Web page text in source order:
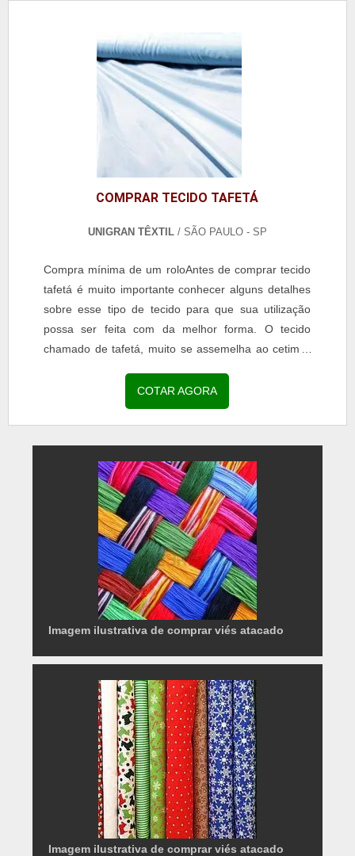
COMPRAR TECIDO TAFETÁ
UNIGRAN TÊXTIL / SÃO PAULO - SP
Compra mínima de um roloAntes de comprar tecido
tafetá é muito importante conhecer alguns detalhes
sobre esse tipo de tecido para que sua utilização
possa ser feita com da melhor forma. O tecido
chamado de tafetá, muito se assemelha ao cetim e
COTAR AGORA
Imagem ilustrativa de comprar viés atacado
Imagem ilustrativa de comprar viés atacado